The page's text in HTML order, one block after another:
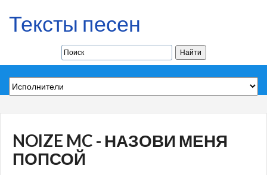
Тексты песен
NOIZE MC - НАЗОВИ МЕНЯ
ПОПСОЙ